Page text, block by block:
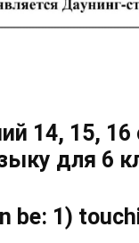
14, 15,
для 6
be: 1)